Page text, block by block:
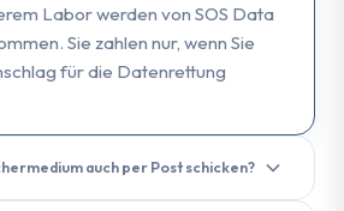
Labor werden von SOS Data
Sie zahlen nur, wenn Sie
für die Datenrettung
auch per Post schicken?